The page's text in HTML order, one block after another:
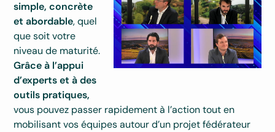
simple, concrète
et abordable, quel
que soit votre
niveau de maturité.
Grâce à l’appui
d’experts et à des
outils pratiques,
vous pouvez passer rapidement à l’action tout en
mobilisant vos équipes autour d’un projet fédérateur